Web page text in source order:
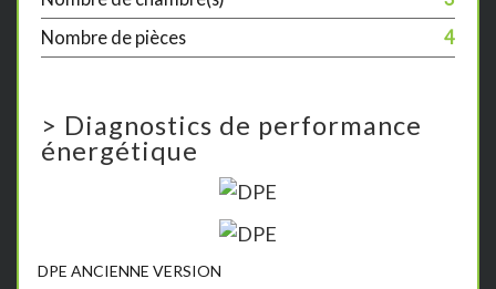
Nombre de pièces
4
> Diagnostics de performance
énergétique
DPE ANCIENNE VERSION